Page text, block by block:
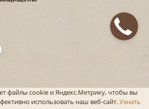
файлы cookie и Яндекс.Метрику, чтобы вы
использовать наш веб-сайт.Узнать